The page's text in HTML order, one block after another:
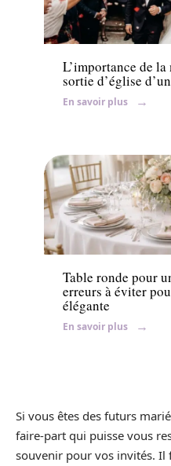
Ambiance
L’importance de
sortie d’église
En savoir plus
Organisation
Table ronde pour
erreurs à éviter
élégante
En savoir plus
Si vous êtes des futurs
faire-part qui puisse vous
souvenir pour vos invités. Il